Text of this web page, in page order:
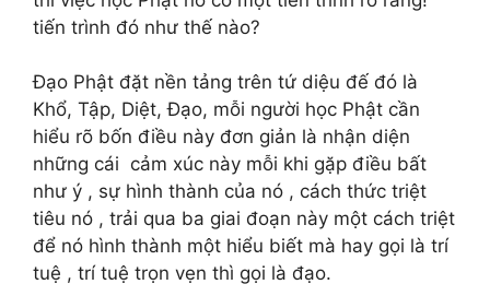
tiến trình đó như thế nào?
Đạo Phật đặt nền tảng trên tứ diệu đế đó là
Khổ, Tập, Diệt, Đạo, mỗi người học Phật cần
hiểu rõ bốn điều này đơn giản là nhận diện
những cái cảm xúc này mỗi khi gặp điều bất
như ý , sự hình thành của nó , cách thức triệt
tiêu nó , trải qua ba giai đoạn này một cách triệt
để nó hình thành một hiểu biết mà hay gọi là trí
tuệ , trí tuệ trọn vẹn thì gọi là đạo.